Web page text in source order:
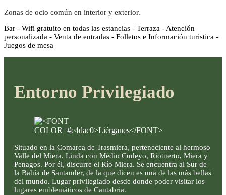
Zonas de ocio común en interior y exterior.
Bar - Wifi gratuito en todas las estancias - Terraza - Atención
personalizada - Venta de entradas - Folletos e Información turística -
Juegos de mesa
Entorno Privilegiado
Situado en la Comarca de Trasmiera, perteneciente al hermoso
Valle del Miera. Linda con Medio Cudeyo, Riotuerto, Miera y
Penagos. Por él, discurre el Río Miera. Se encuentra al Sur de
la Bahía de Santander, de la que dicen es una de las más bellas
del mundo. Lugar privilegiado desde donde poder visitar los
lugares emblemáticos de Cantabria.